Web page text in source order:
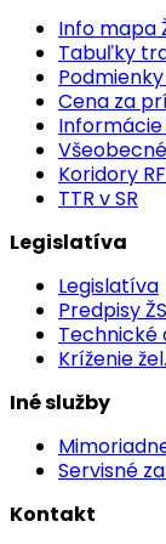
Info mapa
Tabuľky
Cena za
Koridory
TTR v SR
Legislatíva
Legislatíva
Predpisy
Technické
Kríženie
Iné služby
Servisné
Kontakt